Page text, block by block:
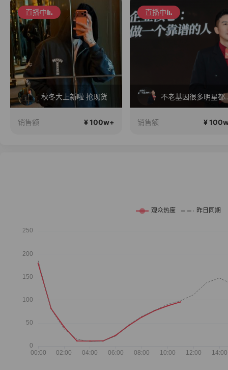
直播中
秋冬大上新啦 抢现货
销售额 ¥ 100w+
直播中
不老基因很
销售额 ¥